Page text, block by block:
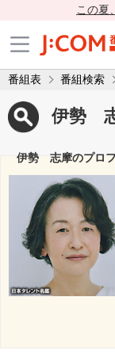
この夏
番組表 番組検索
伊勢
伊勢 志摩のプロ